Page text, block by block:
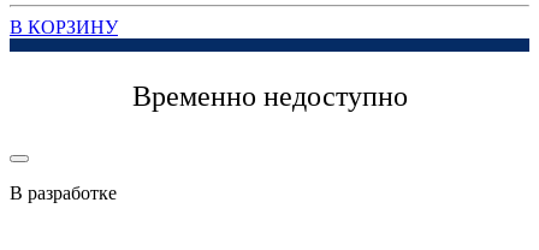
В КОРЗИНУ
Временно недоступно
В разработке